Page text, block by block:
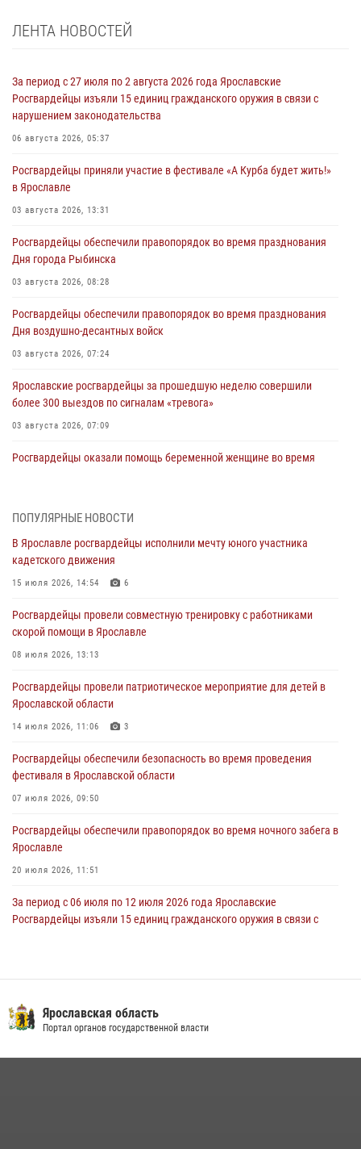
ЛЕНТА НОВОСТЕЙ
За период с 27 июля по 2 августа 2026 года Ярославские
Росгвардейцы изъяли 15 единиц гражданского оружия в связи с
нарушением законодательства
06 августа 2026, 05:37
Росгвардейцы приняли участие в фестивале «А Курба будет жить!»
в Ярославле
03 августа 2026, 13:31
Росгвардейцы обеспечили правопорядок во время празднования
Дня города Рыбинска
03 августа 2026, 08:28
Росгвардейцы обеспечили правопорядок во время празднования
Дня воздушно-десантных войск
03 августа 2026, 07:24
Ярославские росгвардейцы за прошедшую неделю совершили
более 300 выездов по сигналам «тревога»
03 августа 2026, 07:09
Росгвардейцы оказали помощь беременной женщине во время
Росгвардейцы изъяли 41 единицу гражданского оружия в связи с
нарушением законодательства
30 июля 2026, 11:51
В региональном управлении Росгвардии состоялся молебен,
приуроченный к празднику Крещения Руси
28 июля 2026, 14:56
Ярославские росгвардейцы за прошедшую неделю совершили
более 250 выездов по сигналам «Тревога»
27 июля 2026, 08:59
Росгвардейцы обеспечили правопорядок во время массового
забега в Ярославле
27 июля 2026, 07:16
ПОПУЛЯРНЫЕ НОВОСТИ
В Ярославле росгвардейцы исполнили мечту юного участника
кадетского движения
15 июля 2026, 14:54 6
Росгвардейцы провели совместную тренировку с работниками
скорой помощи в Ярославле
08 июля 2026, 13:13
Росгвардейцы провели патриотическое мероприятие для детей в
Ярославской области
14 июля 2026, 11:06 3
Росгвардейцы обеспечили безопасность во время проведения
фестиваля в Ярославской области
07 июля 2026, 09:50
Росгвардейцы обеспечили правопорядок во время ночного забега в
Ярославле
20 июля 2026, 11:51
За период с 06 июля по 12 июля 2026 года Ярославские
Росгвардейцы изъяли 15 единиц гражданского оружия в связи с
Росгвардейцы изъяли 20 единиц гражданского оружия в связи с
нарушением законодательства
Ярославская область
Портал органов государственной власти